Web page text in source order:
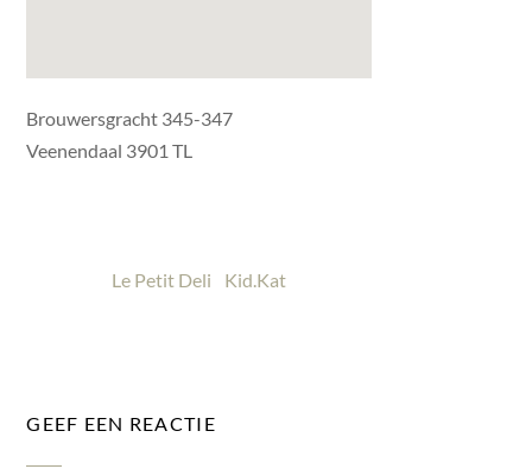
Brouwersgracht 345-347
Veenendaal 3901 TL
Le Petit Deli Kid.Kat
GEEF EEN REACTIE